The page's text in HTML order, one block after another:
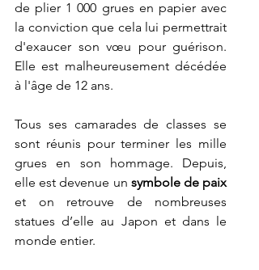
de plier 1 000 grues en papier avec
la conviction que cela lui permettrait
d'exaucer son vœu pour guérison.
Elle est malheureusement décédée
à l'âge de 12 ans.
Tous ses camarades de classes se
sont réunis pour terminer les mille
grues en son hommage. Depuis,
elle est devenue un
symbole de paix
et on retrouve de nombreuses
statues d’elle au Japon et dans le
monde entier.